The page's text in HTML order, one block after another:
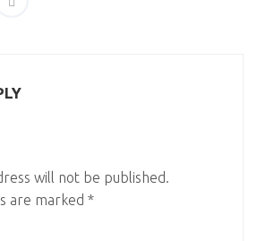
will not be published.
are marked *